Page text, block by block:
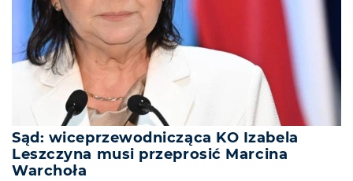
Sąd: wiceprzewodnicząca KO Izabela
Leszczyna musi przeprosić Marcina
Warchoła